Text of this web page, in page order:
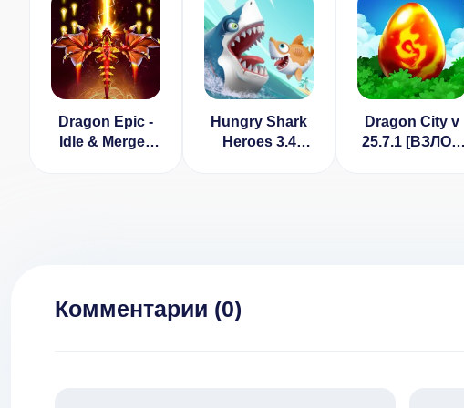
Dragon Epic -
Idle & Merge -
Hungry Shark
Heroes 3.4
Dragon City v
25.7.1 [ВЗЛОМ
Комментарии (0)